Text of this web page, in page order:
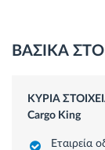
ΒΑΣΙΚΑ
ΚΥΡΙΑ
Cargo King
Εταιρεία